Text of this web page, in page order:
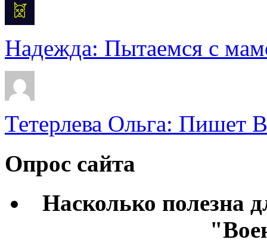
Надежда: Пытаемся с
Тетерлева Ольга: Пишет
Опрос сайта
Насколько полезна